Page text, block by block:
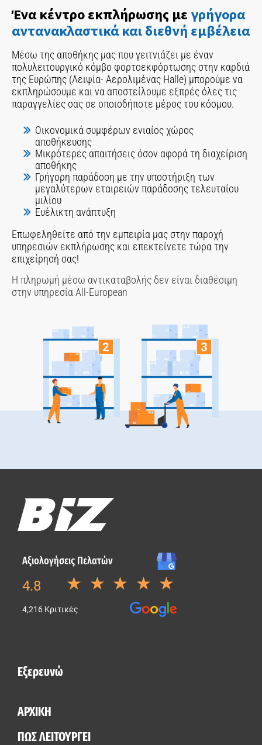
Ένα κέντρο εκπλήρωσης μεγρήγορα
αντανακλαστικά και διεθνή εμβέλεια
Μέσω της αποθήκης μας που γειτνιάζει με έναν
πολυλειτουργικό κόμβο φορτοεκφόρτωσης στην καρδιά
της Ευρώπης (Λειψία- Αερολιμένας Halle) μπορούμε να
εκπληρώσουμε και να αποστείλουμε εξπρές όλες τις
παραγγελίες σας σε οποιοδήποτε μέρος του κόσμου.
Οικονομικά συμφέρων ενιαίος χώρος
αποθήκευσης
Μικρότερες απαιτήσεις όσον αφορά τη διαχείριση
αποθήκης
Γρήγορη παράδοση με την υποστήριξη των
μεγαλύτερων εταιρειών παράδοσης τελευταίου
μιλίου
Ευέλικτη ανάπτυξη
Επωφεληθείτε από την εμπειρία μας στην παροχή
υπηρεσιών εκπλήρωσης και επεκτείνετε τώρα την
επιχείρησή σας!
Η πληρωμή μέσω αντικαταβολής δεν είναι διαθέσιμη
στην υπηρεσία All-European
Εξερευνώ
ΑΡΧΙΚΗ
ΠΩΣ ΛΕΙΤΟΥΡΓΕΙ